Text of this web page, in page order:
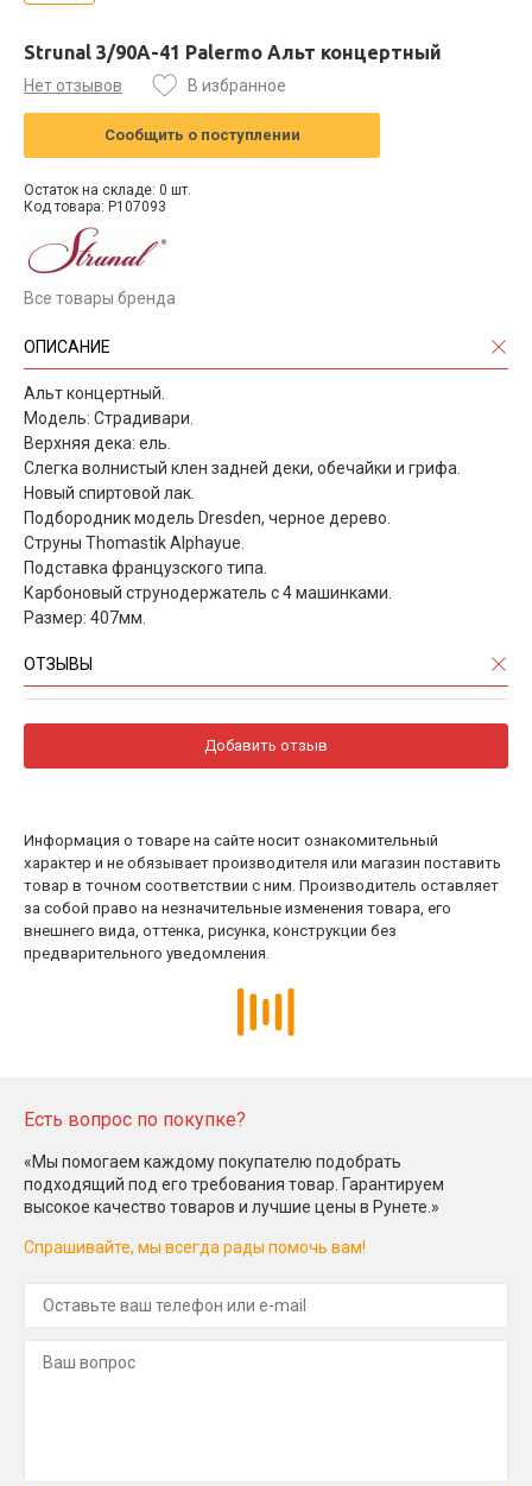
Strunal 3/90A-41 Palermo Альт концертный
Нет отзывов В избранное
Сообщить о поступлении
Остаток на складе: 0 шт.
Код товара: P107093
Все товары бренда
ОПИСАНИЕ
Альт концертный.
Модель: Страдивари.
Верхняя дека: ель.
Слегка волнистый клен задней деки, обечайки и грифа.
Новый спиртовой лак.
Подбородник модель Dresden, черное дерево.
Струны Thomastik Alphayue.
Подставка французского типа.
Карбоновый струнодержатель с 4 машинками.
Размер: 407мм.
ОТЗЫВЫ
Добавить отзыв
Информация о товаре на сайте носит ознакомительный
характер и не обязывает производителя или магазин поставить
товар в точном соответствии с ним. Производитель оставляет
за собой право на незначительные изменения товара, его
внешнего вида, оттенка, рисунка, конструкции без
предварительного уведомления.
Есть вопрос по покупке?
«Мы помогаем каждому покупателю подобрать
подходящий под его требования товар. Гарантируем
высокое качество товаров и лучшие цены в Рунете.»
Спрашивайте, мы всегда рады помочь вам!